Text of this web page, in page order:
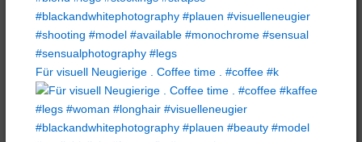
Für visuell Neugierige . Coffee time . #coffee #k